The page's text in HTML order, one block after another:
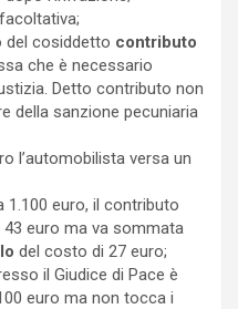
del cosiddetto contributo
che è necessario
Detto contributo non
della sanzione pecuniaria
l’automobilista versa un
1.100 euro, il contributo
euro ma va sommata
del costo di 27 euro;
il Giudice di Pace è
euro ma non tocca i